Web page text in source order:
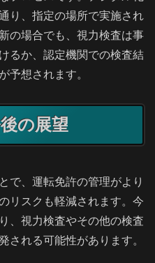
り、指定の場所で実施され
の場合でも、視力検査は事
るか、認定機関での検査結
予想されます。
の展望
で、運転免許の管理がより
リスクも軽減されます。今
、視力検査やその他の検査
される可能性があります。